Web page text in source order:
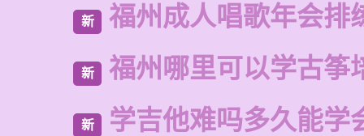
新 福州成人唱歌年会排
新 福州哪里可以学古筝
新 学吉他难吗多久能学